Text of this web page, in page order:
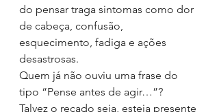
do pensar traga sintomas como dor
de cabeça, confusão,
esquecimento, fadiga e ações
desastrosas.
Quem já não ouviu uma frase do
tipo “Pense antes de agir…”?
Talvez o recado seja, esteja presente